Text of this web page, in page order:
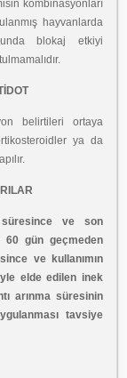
kombinasyonları
hayvanlarda
blokaj etkiyi
belirtileri ortaya
ya da
süresince ve son
60 gün geçmeden
ve kullanımın
elde edilen inek
arınma süresinin
tavsiye